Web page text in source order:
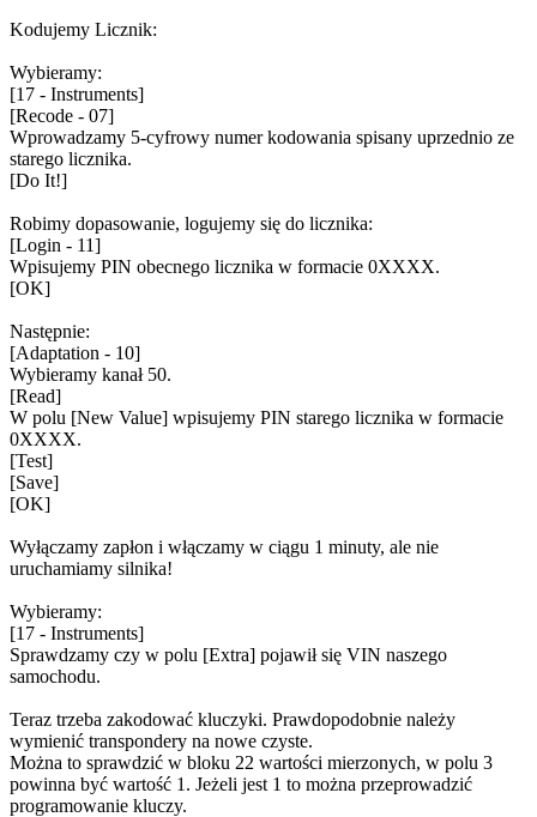
Kodujemy Licznik:
Wybieramy:
[17 - Instruments]
[Recode - 07]
Wprowadzamy 5-cyfrowy numer kodowania spisany uprzednio ze
starego licznika.
[Do It!]
Robimy dopasowanie, logujemy się do licznika:
[Login - 11]
Wpisujemy PIN obecnego licznika w formacie 0XXXX.
[OK]
Następnie:
[Adaptation - 10]
Wybieramy kanał 50.
[Read]
W polu [New Value] wpisujemy PIN starego licznika w formacie
0XXXX.
[Test]
[Save]
[OK]
Wyłączamy zapłon i włączamy w ciągu 1 minuty, ale nie
uruchamiamy silnika!
Wybieramy:
[17 - Instruments]
Sprawdzamy czy w polu [Extra] pojawił się VIN naszego
samochodu.
Teraz trzeba zakodować kluczyki. Prawdopodobnie należy
wymienić transpondery na nowe czyste.
Można to sprawdzić w bloku 22 wartości mierzonych, w polu 3
powinna być wartość 1. Jeżeli jest 1 to można przeprowadzić
programowanie kluczy.